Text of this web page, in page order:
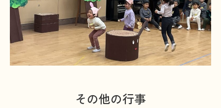
その他の行事